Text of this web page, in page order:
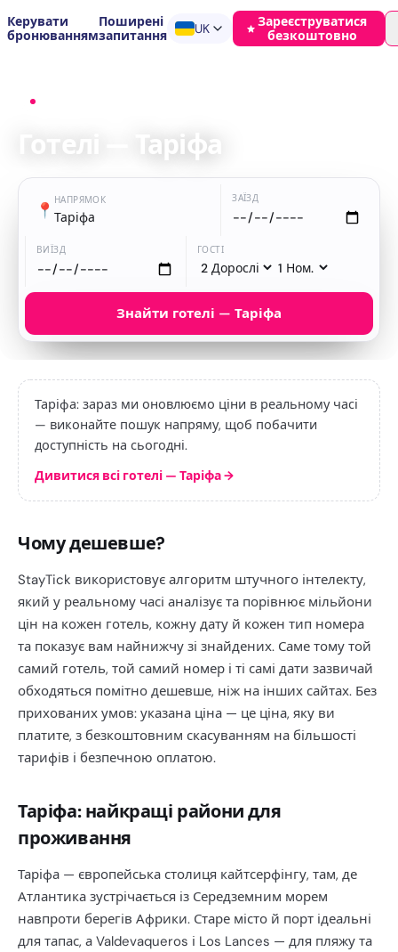
Керувати
бронюванням
Поширені
запитання
UK
Зареєструватися
безкоштовно
Готелі — Таріфа
📍 НАПРЯМОК
Таріфа
ЗАЇЗД
ВИЇЗД ГОСТІ
Знайти готелі — Таріфа
Таріфа: зараз ми оновлюємо ціни в реальному часі
— виконайте пошук напряму, щоб побачити
доступність на сьогодні.
Дивитися всі готелі — Таріфа→
Чому дешевше?
StayTick використовує алгоритм штучного інтелекту,
який у реальному часі аналізує та порівнює мільйони
цін на кожен готель, кожну дату й кожен тип номера
та показує вам найнижчу зі знайдених. Саме тому той
самий готель, той самий номер і ті самі дати зазвичай
обходяться помітно дешевше, ніж на інших сайтах. Без
прихованих умов: указана ціна — це ціна, яку ви
платите, з безкоштовним скасуванням на більшості
тарифів і безпечною оплатою.
Таріфа: найкращі райони для
проживання
Таріфа — європейська столиця кайтсерфінгу, там, де
Атлантика зустрічається із Середземним морем
навпроти берегів Африки. Старе місто й порт ідеальні
для тапас, а Valdevaqueros і Los Lances — для пляжу та